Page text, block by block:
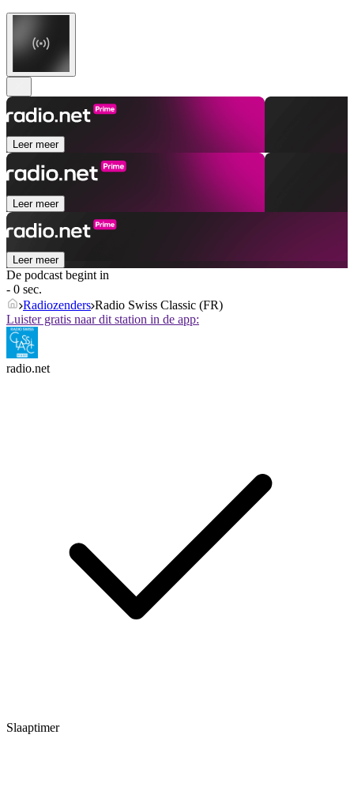
Leer meer
Leer meer
Leer meer
De podcast begint in
- 0 sec.
Radiozenders Radio Swiss Classic (FR)
Luister gratis naar dit station in de app:
radio.net
Slaaptimer